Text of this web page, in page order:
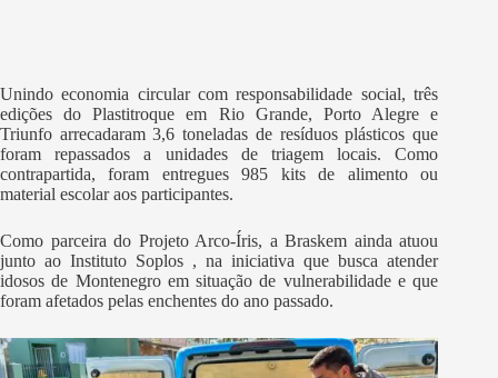
Unindo economia circular com responsabilidade social, três
edições do Plastitroque em Rio Grande, Porto Alegre e
Triunfo arrecadaram 3,6 toneladas de resíduos plásticos que
foram repassados a unidades de triagem locais. Como
contrapartida, foram entregues 985 kits de alimento ou
material escolar aos participantes.
Como parceira do Projeto Arco-Íris, a Braskem ainda atuou
junto ao Instituto Soplos , na iniciativa que busca atender
idosos de Montenegro em situação de vulnerabilidade e que
foram afetados pelas enchentes do ano passado.